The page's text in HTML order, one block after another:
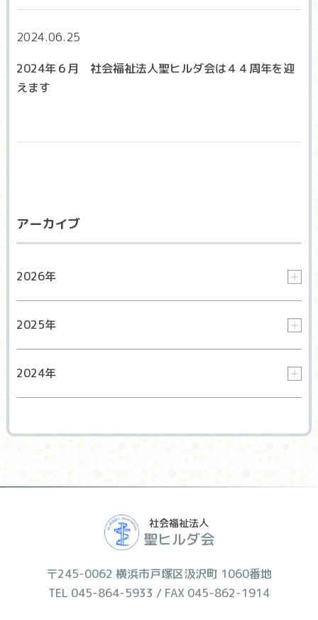
2024.06.25
2024年６月 社会福祉法人聖ヒルダ会は４４周年を迎
えます
アーカイブ
2026年
2025年
2024年
社会福祉法人
聖ヒルダ会
〒245-0062 横浜市戸塚区汲沢町 1060番地
TEL 045-864-5933 / FAX 045-862-1914